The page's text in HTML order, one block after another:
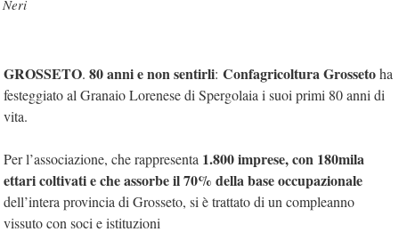
Neri
GROSSETO. 80 anni e non sentirli: Confagricoltura Grossetoha
festeggiato al Granaio Lorenese di Spergolaia i suoi primi 80 anni di
vita.
Per l’associazione, che rappresenta 1.800 imprese, con 180mila
ettari coltivati e che assorbe il 70% della base occupazionale
dell’intera provincia di Grosseto, si è trattato di un compleanno
vissuto con soci e istituzioni